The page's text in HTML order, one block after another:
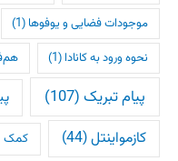
موجودات فضایی و یوفوها (1)
نحوه ورود به کانادا (1)
پیام تبریک(107)
کازمواینتل(44) کمک